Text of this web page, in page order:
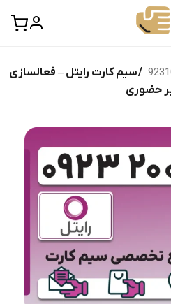
/ سیم کارت رایتل – فعالسازی
حضوری